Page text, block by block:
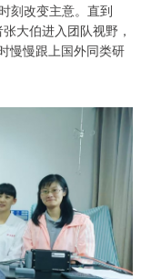
刻改变主意。直到
大伯进入团队视野，
慢慢跟上国外同类研